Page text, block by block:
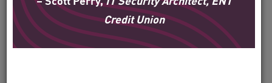
Credit Union
Solutions
Filter
by
Industry